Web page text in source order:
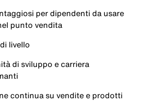
per dipendenti da usare
punto vendita
livello
di sviluppo e carriera
continua su vendite e prodotti